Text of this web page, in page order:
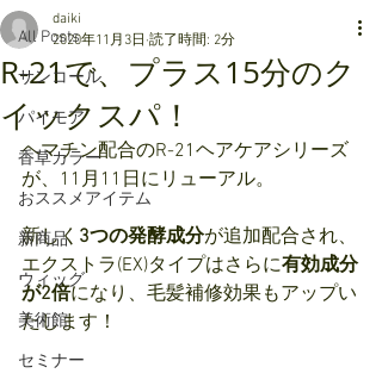
All Posts
サンコール
パイモア
香草カラー
おススメアイテム
新商品
ウィッグ
美術館
セミナー
R-21で、プラス15分のク
イックスパ！
daiki
2020年11月3日 読了時間: 2分
ヘマチン配合のR-21ヘアケアシリーズ
が、11月11日にリューアル。
新しく 3つの発酵成分が追加配合され、
エクストラ(EX)タイプはさらに有効成分
が2倍になり、毛髪補修効果もアップい
たします！